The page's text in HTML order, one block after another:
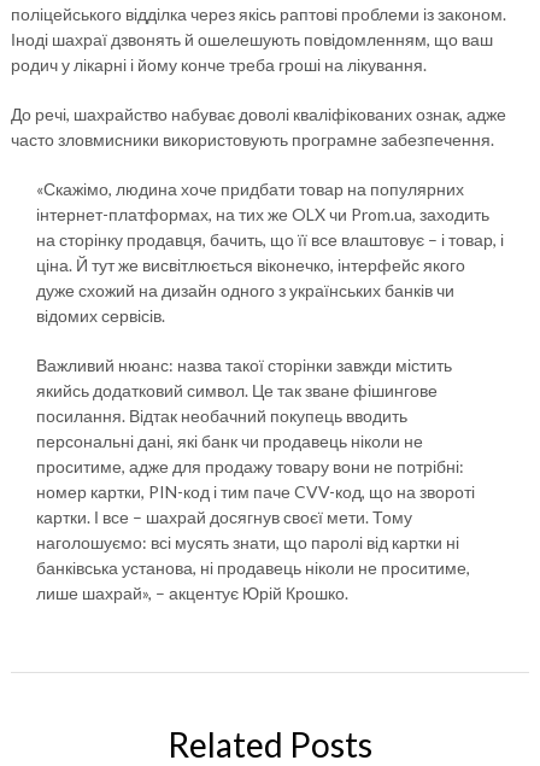
поліцейського відділка через якісь раптові проблеми із законом.
Іноді шахраї дзвонять й ошелешують повідомленням, що ваш
родич у лікарні і йому конче треба гроші на лікування.
До речі, шахрайство набуває доволі кваліфікованих ознак, адже
часто зловмисники використовують програмне забезпечення.
«Скажімо, людина хоче придбати товар на популярних
інтернет-платформах, на тих же OLX чи Prom.ua, заходить
на сторінку продавця, бачить, що її все влаштовує – і товар, і
ціна. Й тут же висвітлюється віконечко, інтерфейс якого
дуже схожий на дизайн одного з українських банків чи
відомих сервісів.
Важливий нюанс: назва такої сторінки завжди містить
якийсь додатковий символ. Це так зване фішингове
посилання. Відтак необачний покупець вводить
персональні дані, які банк чи продавець ніколи не
проситиме, адже для продажу товару вони не потрібні:
номер картки, PIN-код і тим паче CVV-код, що на звороті
картки. І все – шахрай досягнув своєї мети. Тому
наголошуємо: всі мусять знати, що паролі від картки ні
банківська установа, ні продавець ніколи не проситиме,
лише шахрай», – акцентує Юрій Крошко.
Related Posts